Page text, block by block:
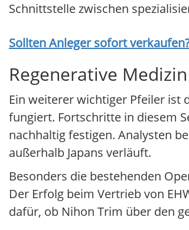
Schnittstelle zwischen
Sollten Anleger sofort
Regenerative
Ein weiterer wichtiger Pfeiler ist
fungiert. Fortschritte in diesem
nachhaltig festigen. Analysten
außerhalb Japans verläuft.
Besonders die bestehenden
Der Erfolg beim Vertrieb von
dafür, ob Nihon Trim über den